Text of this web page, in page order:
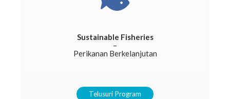
Sustainable Fisheries
–
Perikanan Berkelanjutan
Telusuri Program